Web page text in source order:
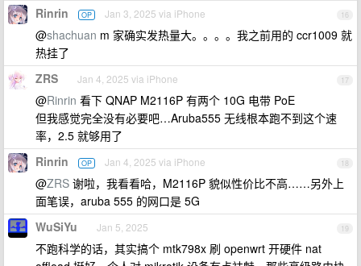
16
Rinrin OP Jan 3, 2025 via iPhone
@shachuan m 家确实发热量大。。。。我之前用的 ccr1009 就
热挂了
17
ZRS Jan 4, 2025 via iPhone
@Rinrin 看下 QNAP M2116P 有两个 10G 电带 PoE
但我感觉完全没有必要吧…Aruba555 无线根本跑不到这个速
率，2.5 就够用了
18
Rinrin OP Jan 4, 2025 via iPhone
@ZRS 谢啦，我看看哈，M2116P 貌似性价比不高……另外上
面笔误，aruba 555 的网口是 5G
19
WuSiYu Jan 5, 2025
不跑科学的话，其实搞个 mtk798x 刷 openwrt 开硬件 nat